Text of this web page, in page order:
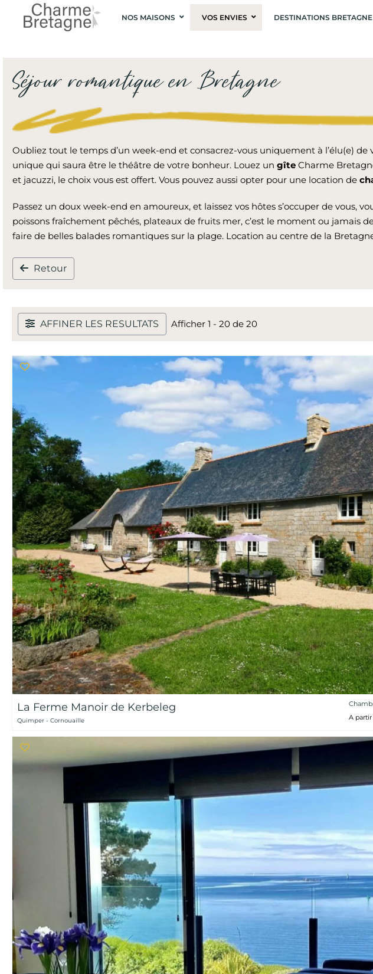
NOS MAISONS VOS ENVIES DESTINATIONS BRETAGNE
Séjour romantique en Bretagne
Oubliez tout le temps d’un week-end et consacrez-vous uniquement à l’élu(e)
unique qui saura être le théâtre de votre bonheur. Louez un gîte Charme
et jacuzzi, le choix vous est offert. Vous pouvez aussi opter pour une location de
Passez un doux week-end en amoureux, et laissez vos hôtes s’occuper de vous,
poissons fraîchement pêchés, plateaux de fruits mer, c’est le moment ou jamais
faire de belles balades romantiques sur la plage. Location au centre de la
Retour
AFFINER LES RESULTATS Afficher 1 - 20 de 20
La Ferme Manoir de Kerbeleg
Quimper - Cornouaille
A